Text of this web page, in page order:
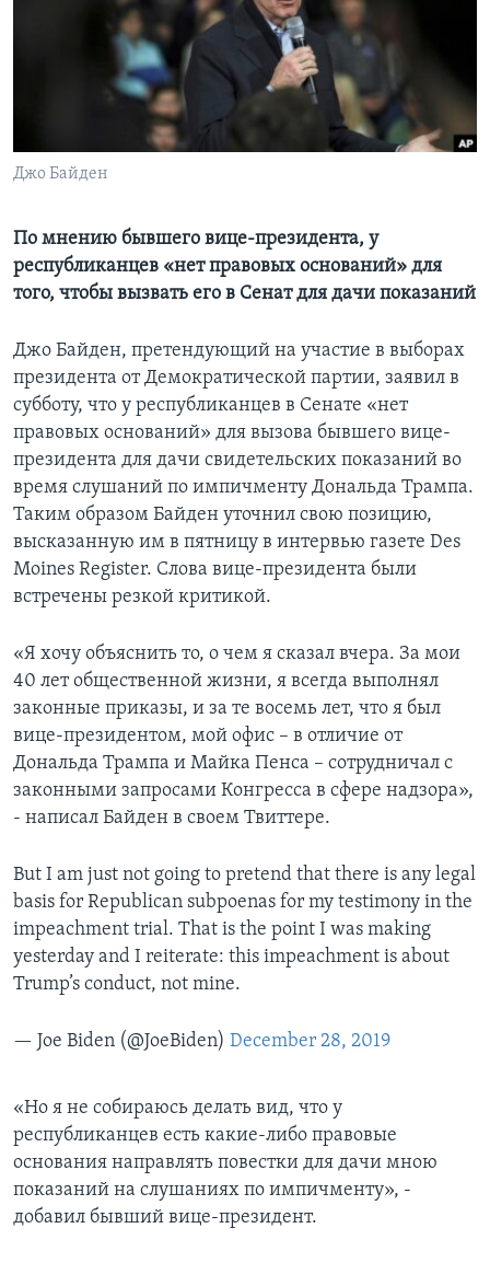
Learning English
СОЦИАЛЬНЫЕ СЕТИ
Джо Байден
По мнению бывшего вице-президента, у
республиканцев «нет правовых оснований» для
того, чтобы вызвать его в Сенат для дачи показаний
Джо Байден, претендующий на участие в выборах
президента от Демократической партии, заявил в
субботу, что у республиканцев в Сенате «нет
правовых оснований» для вызова бывшего вице-
президента для дачи свидетельских показаний во
время слушаний по импичменту Дональда Трампа.
Таким образом Байден уточнил свою позицию,
высказанную им в пятницу в интервью газете Des
Moines Register. Слова вице-президента были
встречены резкой критикой.
«Я хочу объяснить то, о чем я сказал вчера. За мои
40 лет общественной жизни, я всегда выполнял
законные приказы, и за те восемь лет, что я был
вице-президентом, мой офис – в отличие от
Дональда Трампа и Майка Пенса – сотрудничал с
законными запросами Конгресса в сфере надзора»,
- написал Байден в своем Твиттере.
But I am just not going to pretend that there is any legal
basis for Republican subpoenas for my testimony in the
impeachment trial. That is the point I was making
yesterday and I reiterate: this impeachment is about
Trump’s conduct, not mine.
— Joe Biden (@JoeBiden) December 28, 2019
«Но я не собираюсь делать вид, что у
республиканцев есть какие-либо правовые
основания направлять повестки для дачи мною
показаний на слушаниях по импичменту», -
добавил бывший вице-президент.